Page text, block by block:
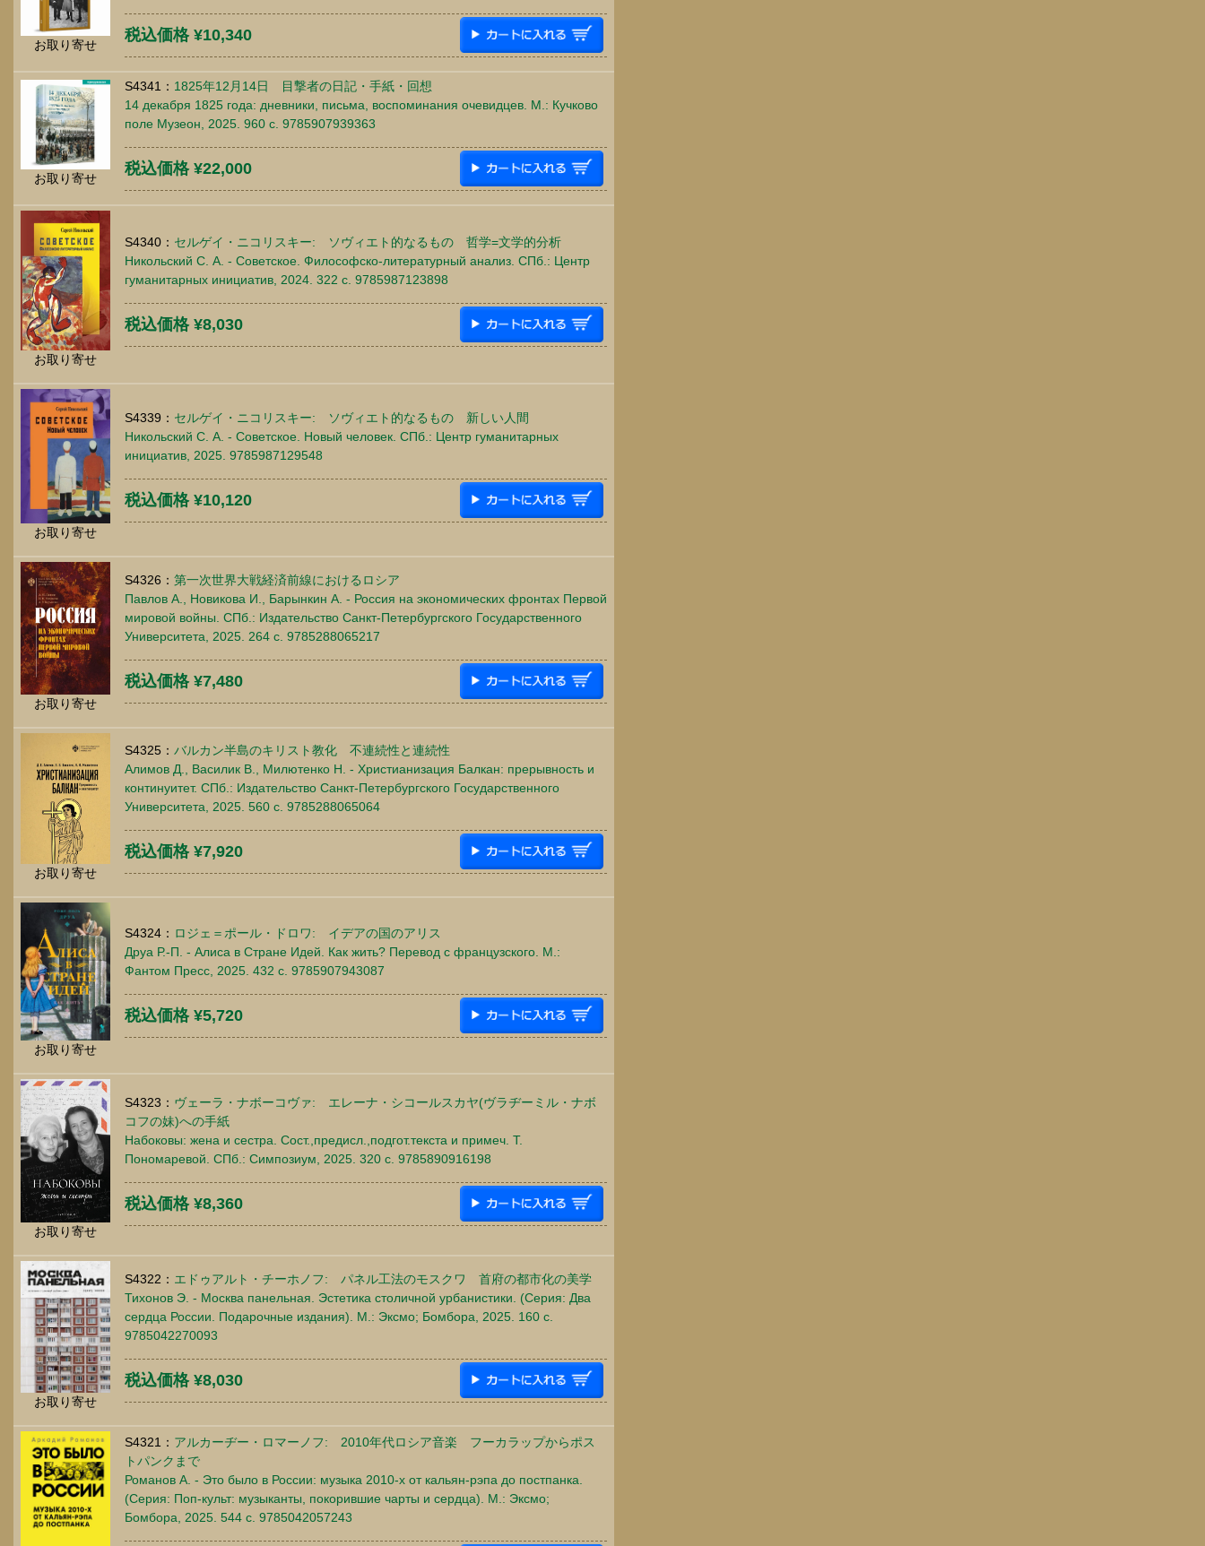
お取り寄せ
税込価格 ¥10,340
お取り寄せ
S4341： 1825年12月14日 目撃者の日記・手紙・回想
14 декабря 1825 года: дневники, письма, воспоминания очевидцев. М.: Кучково
поле Музеон, 2025. 960 c. 9785907939363
税込価格 ¥22,000
お取り寄せ
S4340： セルゲイ・ニコリスキー: ソヴィエト的なるもの 哲学=文学的分析
Никольский С. А. - Советское. Философско-литературный анализ. СПб.: Центр
гуманитарных инициатив, 2024. 322 c. 9785987123898
税込価格 ¥8,030
お取り寄せ
S4339： セルゲイ・ニコリスキー: ソヴィエト的なるもの 新しい人間
Никольский С. А. - Советское. Новый человек. СПб.: Центр гуманитарных
инициатив, 2025. 9785987129548
税込価格 ¥10,120
お取り寄せ
S4326： 第一次世界大戦経済前線におけるロシア
Павлов А., Новикова И., Барынкин А. - Россия на экономических фронтах Первой
мировой войны. СПб.: Издательство Санкт-Петербургского Государственного
Университета, 2025. 264 c. 9785288065217
税込価格 ¥7,480
お取り寄せ
S4325： バルカン半島のキリスト教化 不連続性と連続性
Алимов Д., Василик В., Милютенко Н. - Христианизация Балкан: прерывность и
континуитет. СПб.: Издательство Санкт-Петербургского Государственного
Университета, 2025. 560 c. 9785288065064
税込価格 ¥7,920
お取り寄せ
S4324： ロジェ＝ポール・ドロワ: イデアの国のアリス
Друа Р.-П. - Алиса в Стране Идей. Как жить? Перевод с французского. М.:
Фантом Пресс, 2025. 432 c. 9785907943087
税込価格 ¥5,720
お取り寄せ
S4323： ヴェーラ・ナボーコヴァ: エレーナ・シコールスカヤ(ヴラヂーミル・ナボ
コフの妹)への手紙
Набоковы: жена и сестра. Сост.,предисл.,подгот.текста и примеч. Т.
Пономаревой. СПб.: Симпозиум, 2025. 320 c. 9785890916198
税込価格 ¥8,360
お取り寄せ
S4322： エドゥアルト・チーホノフ: パネル工法のモスクワ 首府の都市化の美学
Тихонов Э. - Москва панельная. Эстетика столичной урбанистики. (Серия: Два
сердца России. Подарочные издания). М.: Эксмо; Бомбора, 2025. 160 c.
9785042270093
税込価格 ¥8,030
S4321： アルカーヂー・ロマーノフ: 2010年代ロシア音楽 フーカラップからポス
トパンクまで
Романов А. - Это было в России: музыка 2010-х от кальян-рэпа до постпанка.
(Серия: Поп-культ: музыканты, покорившие чарты и сердца). М.: Эксмо;
Бомбора, 2025. 544 c. 9785042057243